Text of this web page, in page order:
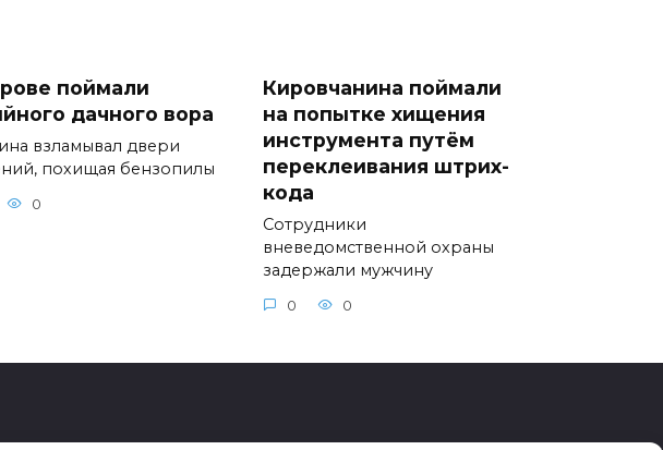
поймали
дачного вора
взламывал двери
похищая бензопилы
0
Кировчанина поймали
на попытке хищения
инструмента путём
переклеивания штрих-
кода
Сотрудники
вневедомственной охраны
задержали мужчину
0 0